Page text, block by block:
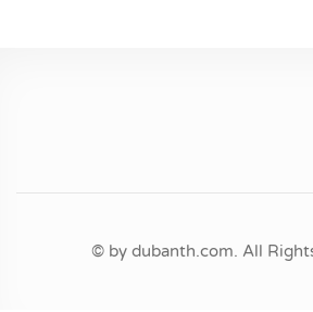
© by dubanth.com. All